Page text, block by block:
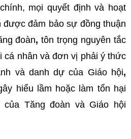
mọi quyết định và hoạt
được đảm bảo sự đồng thuận
đoàn,tôn trọng nguyên tắc
cá nhân và đơn vị phải ý thức
và danh dự của Giáo hội,
hiểu lầm hoặc làm tổn hại
Tăng đoàn và Giáo hội